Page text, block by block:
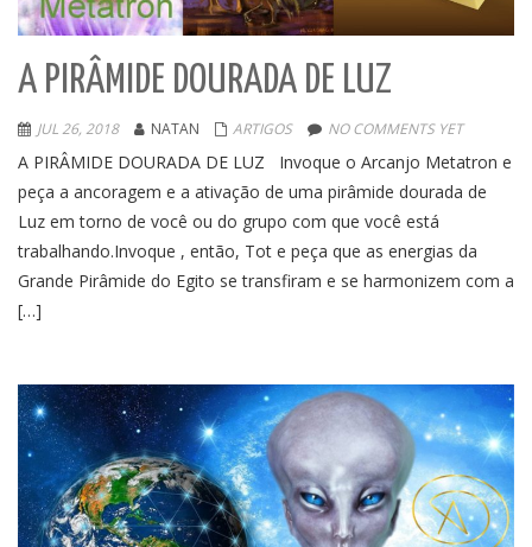
A PIRÂMIDE DOURADA DE LUZ
JUL 26, 2018 NATAN ARTIGOS NO COMMENTS YET
A PIRÂMIDE DOURADA DE LUZ Invoque o Arcanjo Metatron e
peça a ancoragem e a ativação de uma pirâmide dourada de
Luz em torno de você ou do grupo com que você está
trabalhando.Invoque , então, Tot e peça que as energias da
Grande Pirâmide do Egito se transfiram e se harmonizem com a
[…]